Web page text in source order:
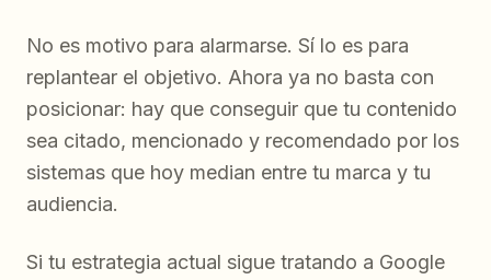
No es motivo para alarmarse. Sí lo es para
replantear el objetivo. Ahora ya no basta con
posicionar: hay que conseguir que tu contenido
sea citado, mencionado y recomendado por los
sistemas que hoy median entre tu marca y tu
audiencia.
Si tu estrategia actual sigue tratando a Google